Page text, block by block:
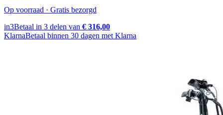
Op voorraad · Gratis bezorgd
in3Betaal in 3 delen van € 316,00
KlarnaBetaal binnen 30 dagen met Klarna